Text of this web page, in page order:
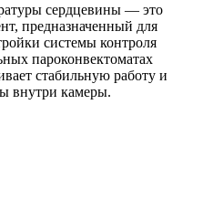
сердцевины — это
предназначенный для
системы контроля
пароконвектоматах
стабильную работу и
внутри камеры.